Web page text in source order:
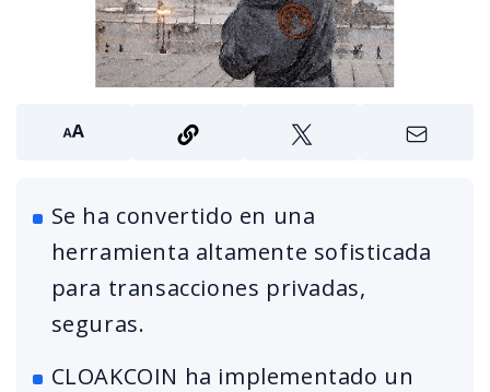
Se ha convertido en una
herramienta altamente sofisticada
para transacciones privadas,
seguras.
CLOAKCOIN ha implementado un